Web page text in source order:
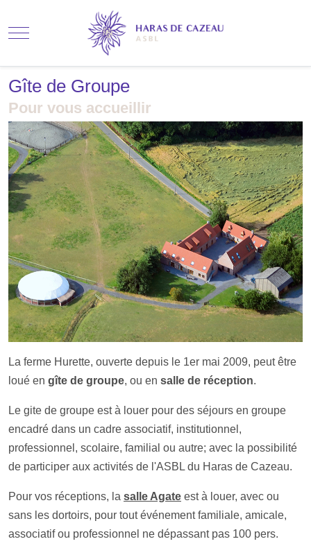
Mobile Menu Toggle
Gîte de Groupe
Pour vous accueillir
La ferme Hurette, ouverte depuis le 1er mai 2009, peut être
loué en gîte de groupe, ou en salle de réception.
Le gite de groupe est à louer pour des séjours en groupe
encadré dans un cadre associatif, institutionnel,
professionnel, scolaire, familial ou autre; avec la possibilité
de participer aux activités de l'ASBL du Haras de Cazeau.
Pour vos réceptions, la salle Agate est à louer, avec ou
sans les dortoirs, pour tout événement familiale, amicale,
associatif ou professionnel ne dépassant pas 100 pers.